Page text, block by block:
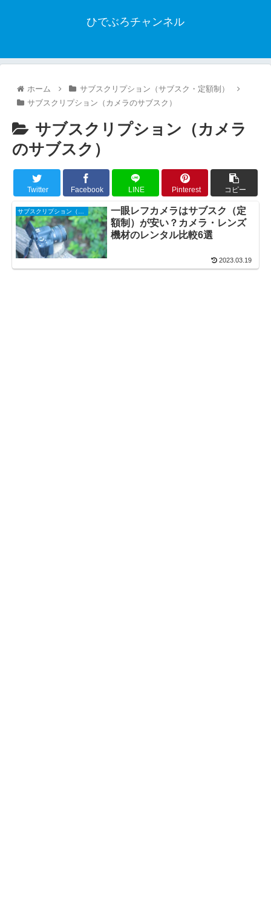
ひでぶろチャンネル
ホーム
サブスクリプション（サブスク・定額制）
サブスクリプション（カメラのサブスク）
サブスクリプション（カメラ
のサブスク）
Twitter Facebook LINE Pinterest コピー
サブスクリプション（カメラのサブスク）
一眼レフカメラはサブスク（定
額制）が安い？カメラ・レンズ
機材のレンタル比較6選
2023.03.19